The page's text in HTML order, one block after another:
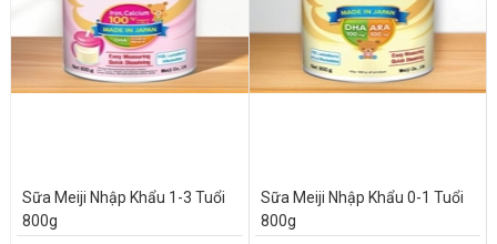
Sữa Meiji Nhập Khẩu 1-3 Tuổi
800g
Sữa Meiji Nhập Khẩu 0-1 Tuổi
800g